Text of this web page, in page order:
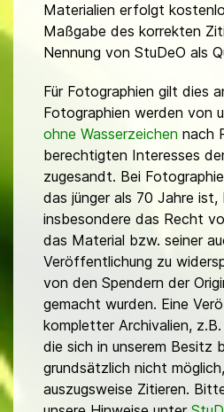
Materialien erfolgt
Maßgabe des korrekten
Nennung von StuDeO als
Für Fotographien gilt dies
Fotographien werden von
ohne Wasserzeichen nach
berechtigten Interesses
zugesandt. Bei
das jünger als 70 Jahre ist,
insbesondere das Recht
das Material bzw. seiner
Veröffentlichung zu
von den Spendern der
gemacht wurden. Eine
kompletter Archivalien,
die sich in unserem Besitz
grundsätzlich nicht
auszugsweise Zitieren.